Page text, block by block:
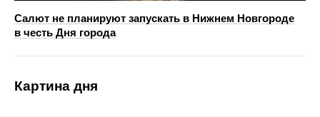
Салют не планируют запускать в Нижнем Новгороде
в честь Дня города
Картина дня